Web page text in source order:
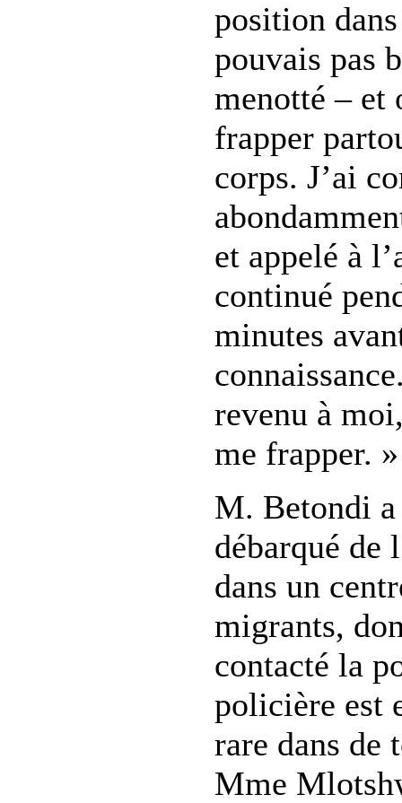
position
pouvais pas
menotté – et
frapper
corps. J’ai
et appelé à
continué
minutes
revenu à
me frapper. »
M. Betondi
débarqué de
dans un
migrants,
contacté la
policière est
rare dans de
Mme